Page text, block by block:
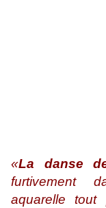
«La danse
furtivement
aquarelle